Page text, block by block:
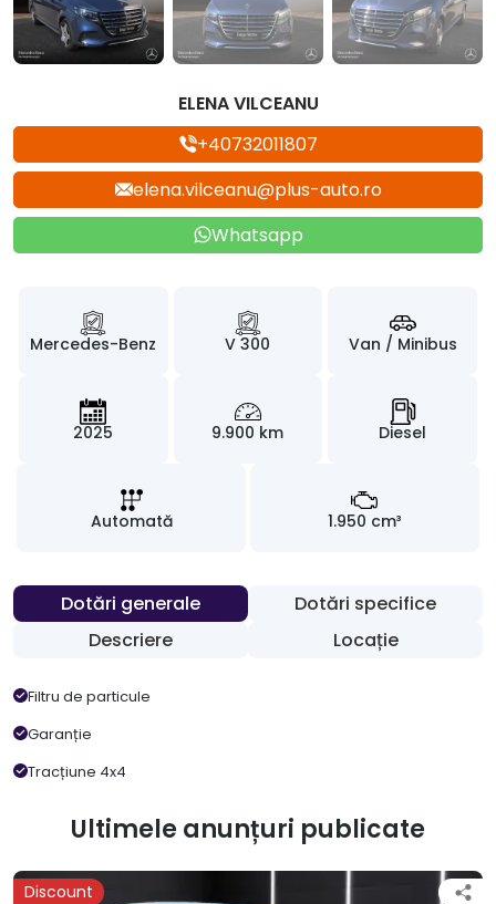
ELENA VILCEANU
+40732011807
elena.vilceanu@plus-auto.ro
Whatsapp
Mercedes-Benz V 300 Van / Minibus
2025 9.900 km Diesel
Automată 1.950 cm³
Dotări generale
Dotări specifice
Descriere
Locație
Filtru de particule
Garanție
Tracțiune 4x4
Ultimele anunțuri publicate
Discount